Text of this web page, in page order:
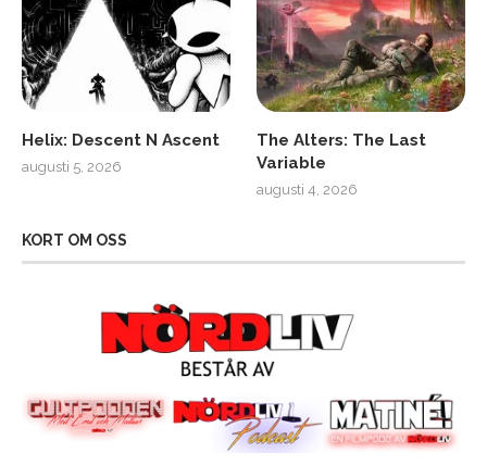
Helix: Descent N Ascent
augusti 5, 2026
The Alters: The Last
Variable
augusti 4, 2026
KORT OM OSS